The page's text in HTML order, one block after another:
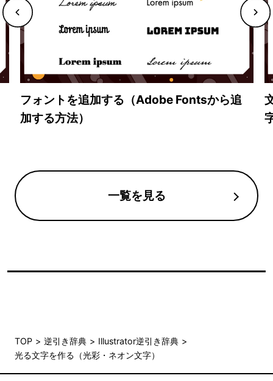
フォントを追加する（Adobe Fontsから追
加する方法）
一覧を見る
TOP 逆引き辞典
Illustrator逆引き辞典
光る文字を作る（光彩・ネオン文字）